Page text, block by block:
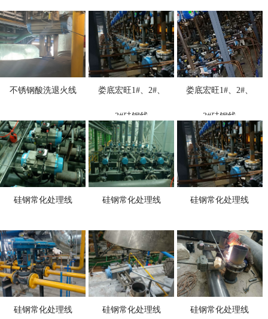
不锈钢酸洗退火线 娄底宏旺1#、2#、
3#硅钢线
娄底宏旺1#、2#、
3#硅钢线
硅钢常化处理线 硅钢常化处理线 硅钢常化处理线
硅钢常化处理线 硅钢常化处理线 硅钢常化处理线